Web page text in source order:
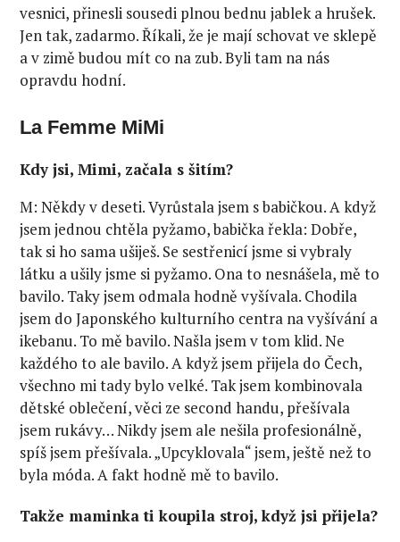
vesnici, přinesli sousedi plnou bednu jablek a hrušek.
Jen tak, zadarmo. Říkali, že je mají schovat ve sklepě
a v zimě budou mít co na zub. Byli tam na nás
opravdu hodní.
La Femme MiMi
Kdy jsi, Mimi, začala s šitím?
M: Někdy v deseti. Vyrůstala jsem s babičkou. A když
jsem jednou chtěla pyžamo, babička řekla: Dobře,
tak si ho sama ušiješ. Se sestřenicí jsme si vybraly
látku a ušily jsme si pyžamo. Ona to nesnášela, mě to
bavilo. Taky jsem odmala hodně vyšívala. Chodila
jsem do Japonského kulturního centra na vyšívání a
ikebanu. To mě bavilo. Našla jsem v tom klid. Ne
každého to ale bavilo. A když jsem přijela do Čech,
všechno mi tady bylo velké. Tak jsem kombinovala
dětské oblečení, věci ze second handu, přešívala
jsem rukávy… Nikdy jsem ale nešila profesionálně,
spíš jsem přešívala. „Upcyklovala“ jsem, ještě než to
byla móda. A fakt hodně mě to bavilo.
Takže maminka ti koupila stroj, když jsi přijela?